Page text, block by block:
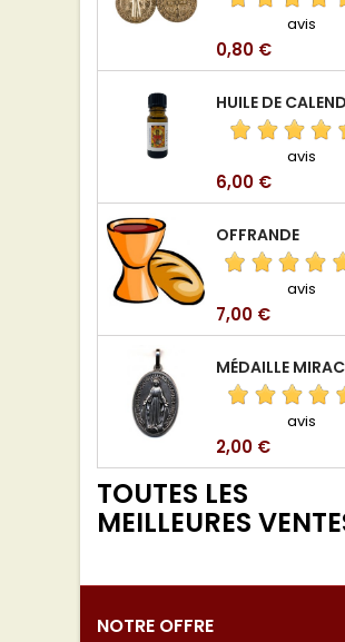
avis
Prix
0,80 €
HUILE DE
avis
Prix
6,00 €
OFFRANDE
avis
Prix
7,00 €
avis
Prix
2,00 €
TOUTES LES
MEILLEURES
NOTRE OFFRE